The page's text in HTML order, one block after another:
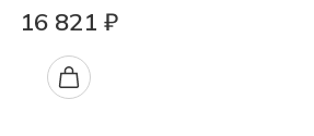
16 821 ₽